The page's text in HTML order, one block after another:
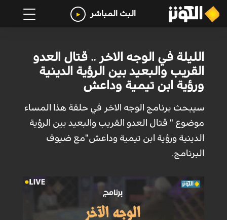
البث المباشر
الليلة في الوجه الاخر .. قتال العدو
القريب والبعيد بين الرؤية الدينية
ورؤية ابن تيمية وداعش
سيبحث برنامج الوجه الاخر في حلقة هذا المساء
موضوع " قتال العدو القريب والبعيد بين الرؤية
الدينية ورؤية ابن تيمية وداعش"مع ضيوف
البرنامج.